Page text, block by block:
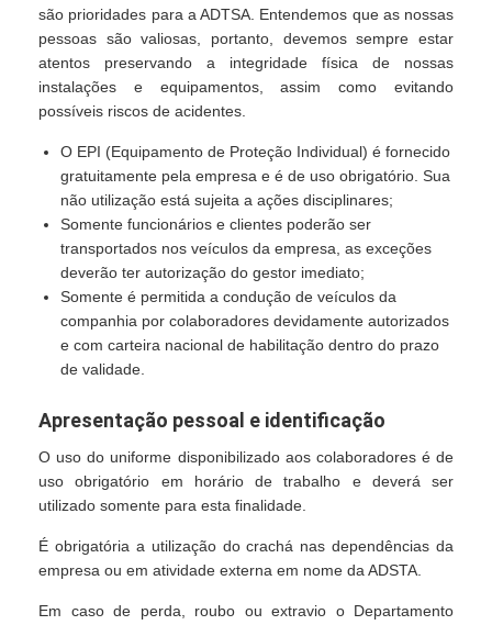
são prioridades para a ADTSA. Entendemos que as nossas
pessoas são valiosas, portanto, devemos sempre estar
atentos preservando a integridade física de nossas
instalações e equipamentos, assim como evitando
possíveis riscos de acidentes.
O EPI (Equipamento de Proteção Individual) é fornecido
gratuitamente pela empresa e é de uso obrigatório. Sua
não utilização está sujeita a ações disciplinares;
Somente funcionários e clientes poderão ser
transportados nos veículos da empresa, as exceções
deverão ter autorização do gestor imediato;
Somente é permitida a condução de veículos da
companhia por colaboradores devidamente autorizados
e com carteira nacional de habilitação dentro do prazo
de validade.
Apresentação pessoal e identificação
O uso do uniforme disponibilizado aos colaboradores é de
uso obrigatório em horário de trabalho e deverá ser
utilizado somente para esta finalidade.
É obrigatória a utilização do crachá nas dependências da
empresa ou em atividade externa em nome da ADSTA.
Em caso de perda, roubo ou extravio o Departamento